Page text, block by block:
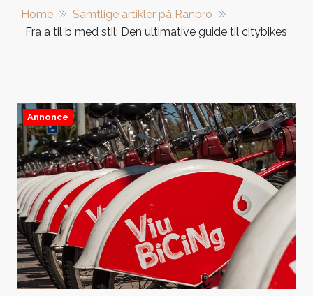
Home
Samtlige artikler på Ranpro
Fra a til b med stil: Den ultimative guide til citybikes
Annonce